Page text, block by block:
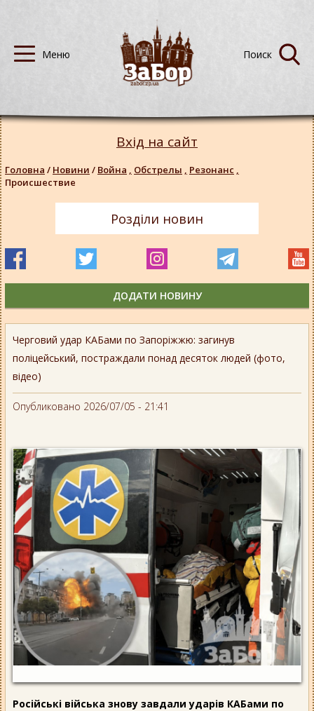
Черговий удар КАБами по Запоріжжю: загинув
поліцейський, постраждали понад десяток людей (фото,
відео)
Опубликовано 2026/07/05 - 21:41
Російські війська знову завдали ударів КАБами по
Вхід на сайт
Головна / Новини / Война , Обстрелы , Резонанс ,
Происшествие
Розділи новин
ДОДАТИ НОВИНУ